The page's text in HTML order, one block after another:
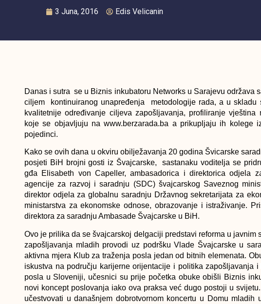
3 Juna, 2016 Edis Velicanin
Danas i sutra se u Biznis inkubatoru Networks u Sarajevu održava
ciljem kontinuiranog unapređenja metodologije rada, a u skladu
kvalitetnije određivanje ciljeva zapošljavanja, profiliranje
koje se objavljuju na www.berzarada.ba a prikupljaju ih kolege
pojedinci.
Kako se ovih dana u okviru obilježavanja 20 godina Švicarske
posjeti BiH brojni gosti iz Švajcarske, sastanaku voditelja se
gđa Elisabeth von Capeller, ambasadorica i direktorica odjela
agencije za razvoj i saradnju (SDC) švajcarskog Saveznog
direktor odjela za globalnu saradnju Državnog sekretarijata za
ministarstva za ekonomske odnose, obrazovanje i istraživanje.
direktora za saradnju Ambasade Švajcarske u BiH.
Ovo je prilika da se švajcarskoj delgaciji predstavi reforma u
zapošljavanja mladih provodi uz podršku Vlade Švajcarske u
aktivna mjera Klub za traženja posla jedan od bitnih elemenata.
iskustva na području karijerne orijentacije i politika zapošljavanja
posla u Sloveniji, učesnici su prije početka obuke obišli Biznis
novi koncept poslovanja iako ova praksa već dugo postoji u
učestvovati u današnjem dobrotvornom koncertu u Domu